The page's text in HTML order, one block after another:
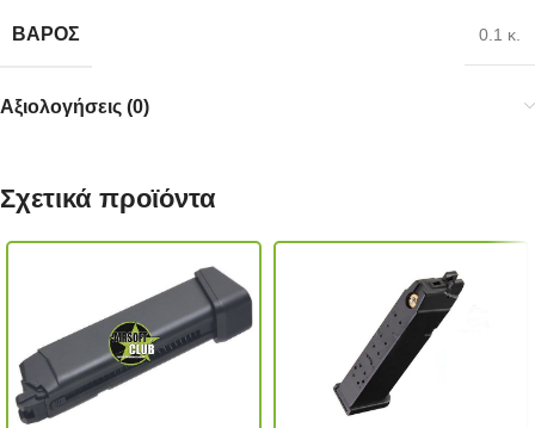
ΒΆΡΟΣ 0.1 κ.
Αξιολογήσεις (0)
Σχετικά προϊόντα